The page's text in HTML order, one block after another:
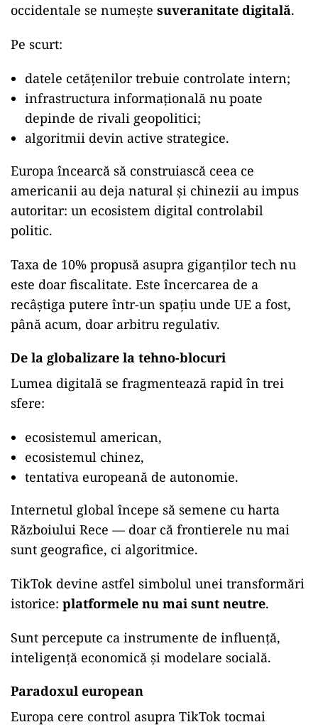
occidentale se numește suveranitate digitală.
Pe scurt:
datele cetățenilor trebuie controlate intern;
infrastructura informațională nu poate
depinde de rivali geopolitici;
algoritmii devin active strategice.
Europa încearcă să construiască ceea ce
americanii au deja natural și chinezii au impus
autoritar: un ecosistem digital controlabil
politic.
Taxa de 10% propusă asupra giganților tech nu
este doar fiscalitate. Este încercarea de a
recâștiga putere într-un spațiu unde UE a fost,
până acum, doar arbitru regulativ.
De la globalizare la tehno-blocuri
Lumea digitală se fragmentează rapid în trei
sfere:
ecosistemul american,
ecosistemul chinez,
tentativa europeană de autonomie.
Internetul global începe să semene cu harta
Războiului Rece — doar că frontierele nu mai
sunt geografice, ci algoritmice.
TikTok devine astfel simbolul unei transformări
istorice: platformele nu mai sunt neutre.
Sunt percepute ca instrumente de influență,
inteligență economică și modelare socială.
Paradoxul european
Europa cere control asupra TikTok tocmai